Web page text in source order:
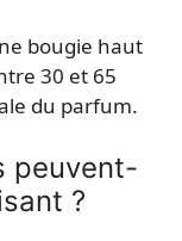
bougie haut
30 et 65
du parfum.
peuvent-
?